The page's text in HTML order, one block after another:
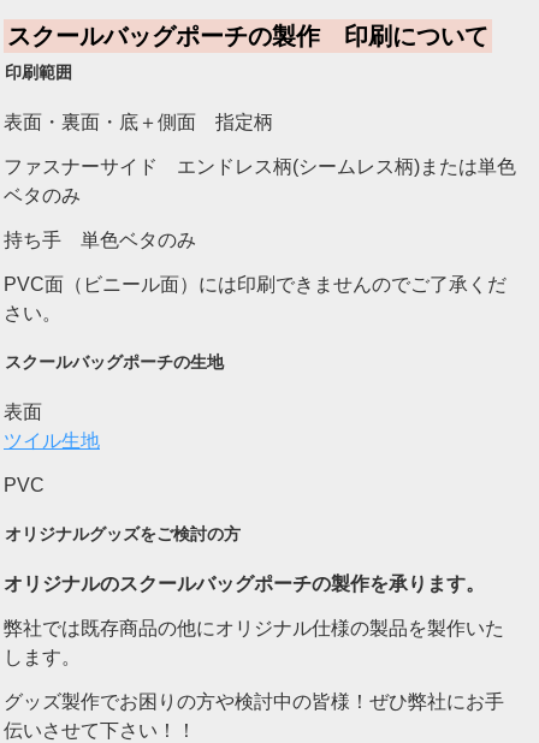
スクールバッグポーチの製作 印刷について
印刷範囲
表面・裏面・底＋側面 指定柄
ファスナーサイド エンドレス柄(シームレス柄)または単色
ベタのみ
持ち手 単色ベタのみ
PVC面（ビニール面）には印刷できませんのでご了承くだ
さい。
スクールバッグポーチの生地
表面
ツイル生地
PVC
オリジナルグッズをご検討の方
オリジナルのスクールバッグポーチの製作を承ります。
弊社では既存商品の他にオリジナル仕様の製品を製作いた
します。
グッズ製作でお困りの方や検討中の皆様！ぜひ弊社にお手
伝いさせて下さい！！